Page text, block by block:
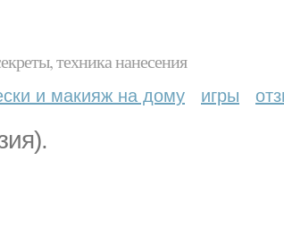
техника нанесения
и макияж на дому игры